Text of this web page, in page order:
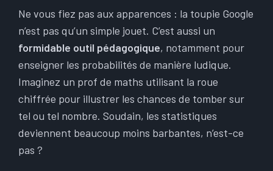
Ne vous fiez pas aux apparences : la toupie Google
n’est pas qu’un simple jouet. C’est aussi un
formidable outil pédagogique, notamment pour
enseigner les probabilités de manière ludique.
Imaginez un prof de maths utilisant la roue
chiffrée pour illustrer les chances de tomber sur
tel ou tel nombre. Soudain, les statistiques
deviennent beaucoup moins barbantes, n’est-ce
pas ?